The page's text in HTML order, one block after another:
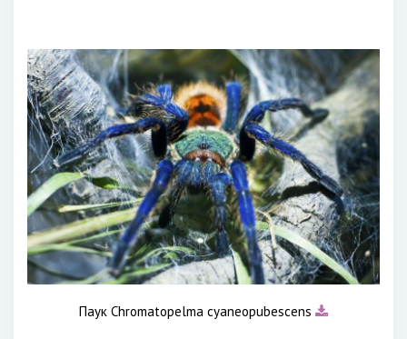
Паук Chromatopelma cyaneopubescens